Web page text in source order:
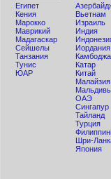
Египет
Кения
Мaрокко
Маврикий
Мадагаскар
Сейшелы
Танзания
Тунис
ЮАР
Вьетнам
Израиль
Индия
Иордания
Камбоджа
Катар
Китай
Малайзия
ОАЭ
Сингапур
Тайланд
Турция
Шри-
Япония